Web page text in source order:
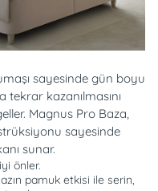
sayesinde gün boyu
kazanılmasını
Magnus Pro Baza,
sayesinde
sunar.
önler.
pamuk etkisi ile serin,